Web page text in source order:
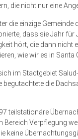
die nicht nur eine
die einzige Gemeinde
dass sie Jahr für
hört, die dann nicht
wie wir es in Santa
im Stadtgebiet
die
teilstationäre
Bereich Verpflegung
keine